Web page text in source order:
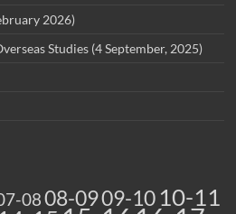
2026)
Studies (4 September, 2025)
0808-0909-10 10-11